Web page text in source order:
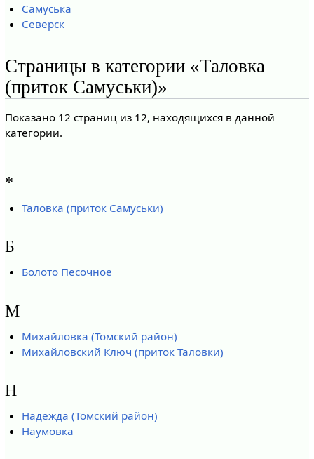
Самуська
Северск
Страницы в категории «Таловка
(приток Самуськи)»
Показано 12 страниц из 12, находящихся в данной
категории.
*
Таловка (приток Самуськи)
Б
Болото Песочное
М
Михайловка (Томский район)
Михайловский Ключ (приток Таловки)
Н
Надежда (Томский район)
Наумовка